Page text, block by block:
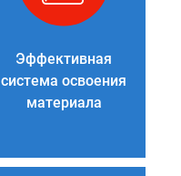
Эффективная
система освоения
материала